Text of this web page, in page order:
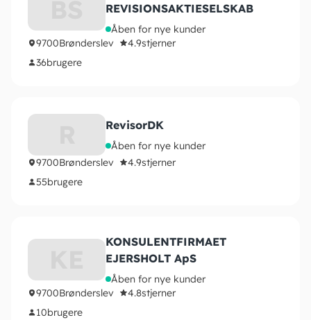
REVISIONSAKTIESELSKAB
Åben for nye kunder
9700Brønderslev 4.9stjerner
36brugere
RevisorDK
Åben for nye kunder
9700Brønderslev 4.9stjerner
55brugere
KONSULENTFIRMAET
EJERSHOLT ApS
Åben for nye kunder
9700Brønderslev 4.8stjerner
10brugere